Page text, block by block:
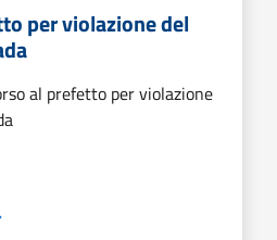
per violazione del
al prefetto per violazione